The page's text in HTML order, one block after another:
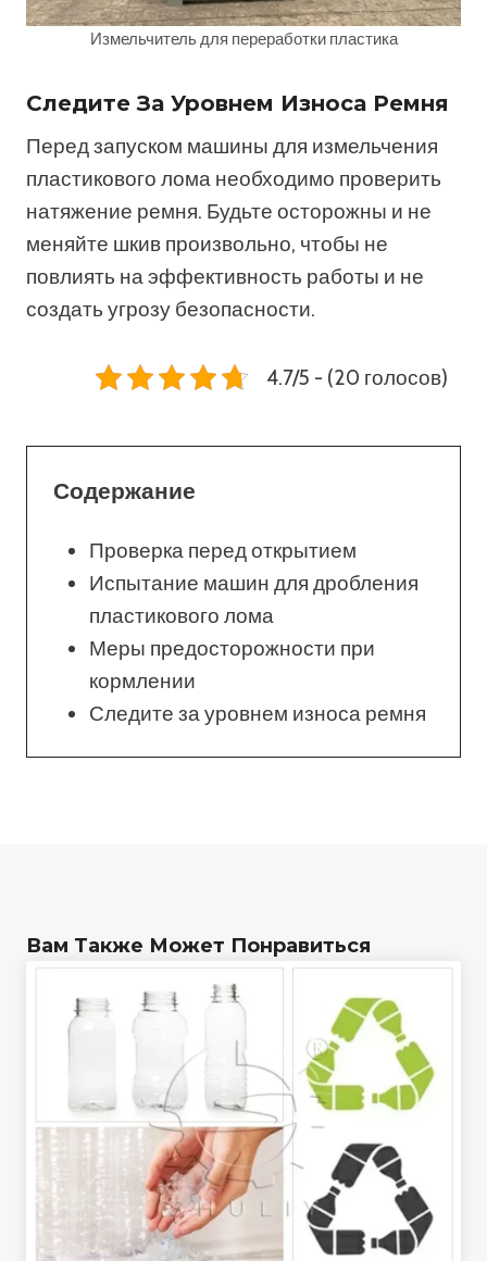
Измельчитель для переработки пластика
Следите За Уровнем Износа Ремня
Перед запуском машины для измельчения
пластикового лома необходимо проверить
натяжение ремня. Будьте осторожны и не
меняйте шкив произвольно, чтобы не
повлиять на эффективность работы и не
создать угрозу безопасности.
4.7/5 - (20 голосов)
Содержание
Проверка перед открытием
Испытание машин для дробления
пластикового лома
Меры предосторожности при
кормлении
Следите за уровнем износа ремня
Вам Также Может Понравиться